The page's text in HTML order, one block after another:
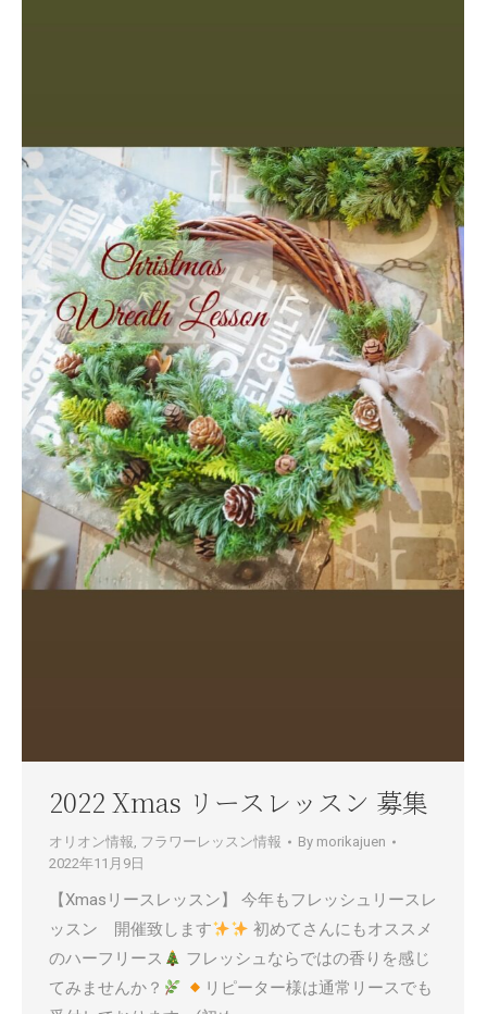
2022 Xmas リースレッスン 募集
オリオン情報, フラワーレッスン情報 By morikajuen
2022年11月9日
【Xmasリースレッスン】 今年もフレッシュリースレ
ッスン 開催致します
初めてさんにもオススメ
のハーフリース
フレッシュならではの香りを感じ
てみませんか？
リピーター様は通常リースでも